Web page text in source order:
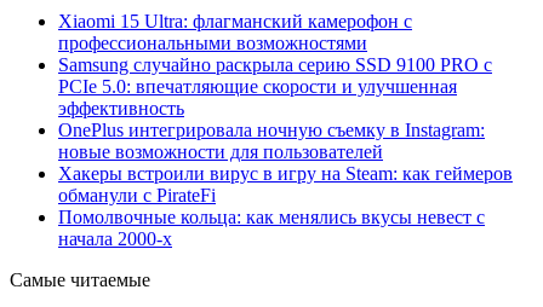
Xiaomi 15 Ultra: флагманский камерофон с
профессиональными возможностями
Samsung случайно раскрыла серию SSD 9100 PRO с
PCIe 5.0: впечатляющие скорости и улучшенная
эффективность
OnePlus интегрировала ночную съемку в Instagram:
новые возможности для пользователей
Хакеры встроили вирус в игру на Steam: как геймеров
обманули с PirateFi
Помолвочные кольца: как менялись вкусы невест с
начала 2000-х
Самые читаемые